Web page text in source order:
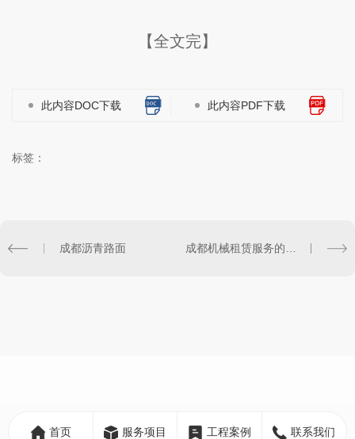
【全文完】
此内容DOC下载 此内容PDF下载
标签：
成都沥青路面
首页 服务项目 工程案例 联系我们